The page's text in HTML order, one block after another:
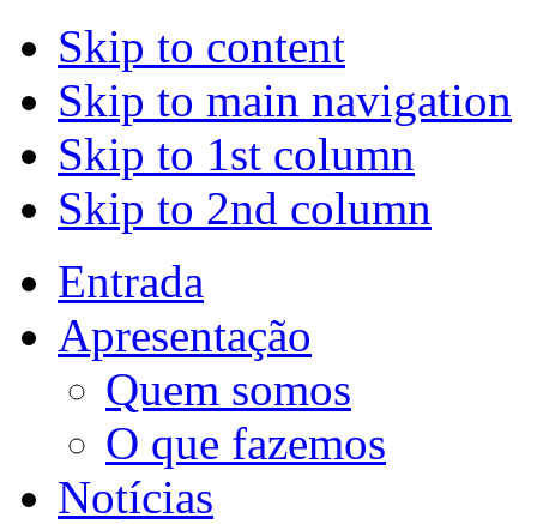
Skip to content
Skip to main navigation
Skip to 1st column
Skip to 2nd column
Entrada
Apresentação
Quem somos
O que fazemos
Notícias